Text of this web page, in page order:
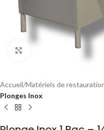
Click to enlarge
Accueil Matériels de
Plonges Inox